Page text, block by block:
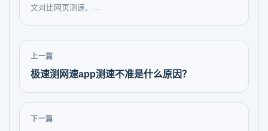
文对比网页测速、...
上一篇
极速测网速app测速不准是什么原因？
下一篇